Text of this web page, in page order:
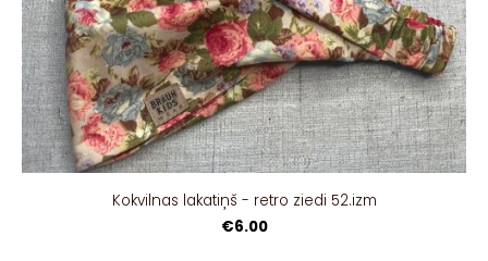
Kokvilnas lakatiņš - retro ziedi 52.izm
€6.00